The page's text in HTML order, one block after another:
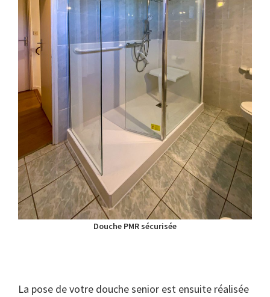
Douche PMR sécurisée
La pose de votre douche senior est ensuite réalisée